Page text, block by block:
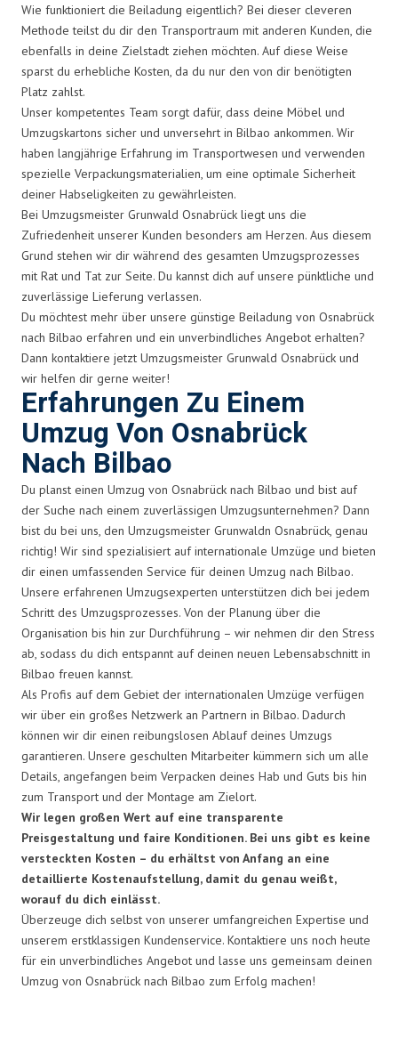
Wie funktioniert die Beiladung eigentlich? Bei dieser cleveren
Methode teilst du dir den Transportraum mit anderen Kunden, die
ebenfalls in deine Zielstadt ziehen möchten. Auf diese Weise
sparst du erhebliche Kosten, da du nur den von dir benötigten
Platz zahlst.
Unser kompetentes Team sorgt dafür, dass deine Möbel und
Umzugskartons sicher und unversehrt in Bilbao ankommen. Wir
haben langjährige Erfahrung im Transportwesen und verwenden
spezielle Verpackungsmaterialien, um eine optimale Sicherheit
deiner Habseligkeiten zu gewährleisten.
Bei Umzugsmeister Grunwald Osnabrück liegt uns die
Zufriedenheit unserer Kunden besonders am Herzen. Aus diesem
Grund stehen wir dir während des gesamten Umzugsprozesses
mit Rat und Tat zur Seite. Du kannst dich auf unsere pünktliche und
zuverlässige Lieferung verlassen.
Du möchtest mehr über unsere günstige Beiladung von Osnabrück
nach Bilbao erfahren und ein unverbindliches Angebot erhalten?
Dann kontaktiere jetzt Umzugsmeister Grunwald Osnabrück und
wir helfen dir gerne weiter!
Erfahrungen Zu Einem
Umzug Von Osnabrück
Nach Bilbao
Du planst einen Umzug von Osnabrück nach Bilbao und bist auf
der Suche nach einem zuverlässigen Umzugsunternehmen? Dann
bist du bei uns, den Umzugsmeister Grunwaldn Osnabrück, genau
richtig! Wir sind spezialisiert auf internationale Umzüge und bieten
dir einen umfassenden Service für deinen Umzug nach Bilbao.
Unsere erfahrenen Umzugsexperten unterstützen dich bei jedem
Schritt des Umzugsprozesses. Von der Planung über die
Organisation bis hin zur Durchführung – wir nehmen dir den Stress
ab, sodass du dich entspannt auf deinen neuen Lebensabschnitt in
Bilbao freuen kannst.
Als Profis auf dem Gebiet der internationalen Umzüge verfügen
wir über ein großes Netzwerk an Partnern in Bilbao. Dadurch
können wir dir einen reibungslosen Ablauf deines Umzugs
garantieren. Unsere geschulten Mitarbeiter kümmern sich um alle
Details, angefangen beim Verpacken deines Hab und Guts bis hin
zum Transport und der Montage am Zielort.
Wir legen großen Wert auf eine transparente
Preisgestaltung und faire Konditionen. Bei uns gibt es keine
versteckten Kosten – du erhältst von Anfang an eine
detaillierte Kostenaufstellung, damit du genau weißt,
worauf du dich einlässt.
Überzeuge dich selbst von unserer umfangreichen Expertise und
unserem erstklassigen Kundenservice. Kontaktiere uns noch heute
für ein unverbindliches Angebot und lasse uns gemeinsam deinen
Umzug von Osnabrück nach Bilbao zum Erfolg machen!